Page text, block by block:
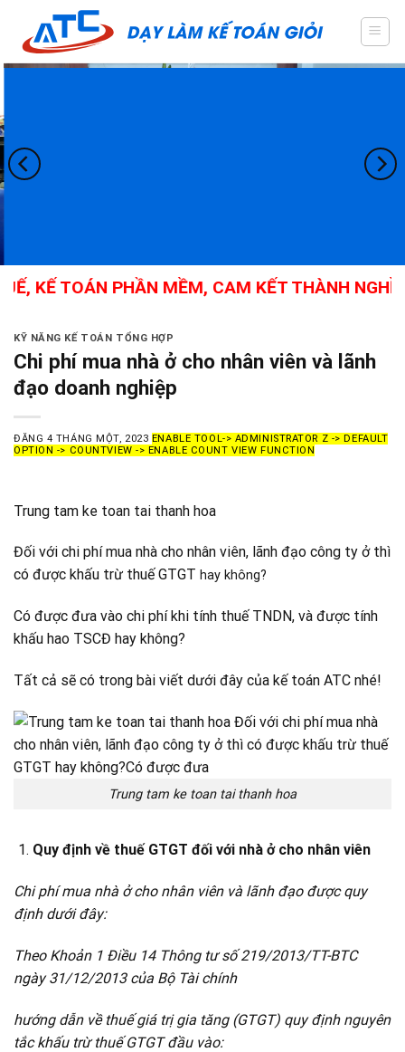
content
TOÁN PHẦN MỀM, CAM KẾT THÀNH NGHỀ
KỸ NĂNG KẾ TOÁN TỔNG HỢP
Chi phí mua nhà ở cho nhân viên và lãnh
đạo doanh nghiệp
ĐĂNG 4 THÁNG MỘT, 2023 ENABLE TOOL-> ADMINISTRATOR Z -> DEFAULT
OPTION -> COUNTVIEW -> ENABLE COUNT VIEW FUNCTION
Trung tam ke toan tai thanh hoa
Đối với chi phí mua nhà cho nhân viên, lãnh đạo công ty ở thì
có được khấu trừ thuế GTGT hay không?
Có được đưa vào chi phí khi tính thuế TNDN, và được tính
khấu hao TSCĐ hay không?
Tất cả sẽ có trong bài viết dưới đây của kế toán ATC nhé!
Trung tam ke toan tai thanh hoa
Quy định về thuế GTGT đối với nhà ở cho nhân viên
Chi phí mua nhà ở cho nhân viên và lãnh đạo được quy
định dưới đây:
Theo Khoản 1 Điều 14 Thông tư số 219/2013/TT-BTC
ngày 31/12/2013 của Bộ Tài chính
hướng dẫn về thuế giá trị gia tăng (GTGT) quy định nguyên
tắc khấu trừ thuế GTGT đầu vào: